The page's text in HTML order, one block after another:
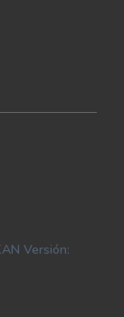
Versión: